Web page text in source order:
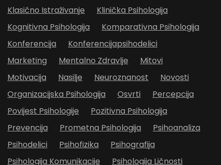
Klasično Istraživanje
Klinička Psihologija
Kognitivna Psihologija
Komparativna Psihologija
Konferencija
Konferencijapsihodelici
Marketing
Mentalno Zdravlje
Mitovi
Motivacija
Nasilje Neuroznanost
Novosti
Organizacijska Psihologija
Osvrti
Percepcija
Povijest Psihologije
Pozitivna Psihologija
Prevencija
Prometna Psihologija
Psihoanaliza
Psihodelici
Psihofizika
Psihografija
Psihologija Komunikacije
Psihologija Ličnosti